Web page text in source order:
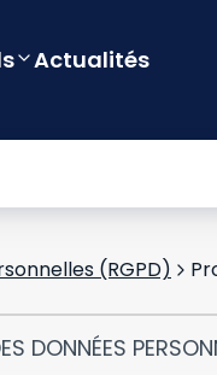
Actualités
(RGPD)
DONNÉES